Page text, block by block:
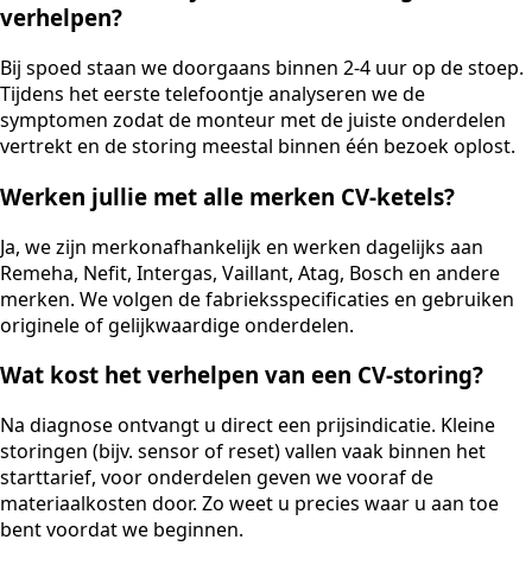
verhelpen?
Bij spoed staan we doorgaans binnen 2-4 uur op de stoep.
Tijdens het eerste telefoontje analyseren we de
symptomen zodat de monteur met de juiste onderdelen
vertrekt en de storing meestal binnen één bezoek oplost.
Werken jullie met alle merken CV-ketels?
Ja, we zijn merkonafhankelijk en werken dagelijks aan
Remeha, Nefit, Intergas, Vaillant, Atag, Bosch en andere
merken. We volgen de fabrieksspecificaties en gebruiken
originele of gelijkwaardige onderdelen.
Wat kost het verhelpen van een CV-storing?
Na diagnose ontvangt u direct een prijsindicatie. Kleine
storingen (bijv. sensor of reset) vallen vaak binnen het
starttarief, voor onderdelen geven we vooraf de
materiaalkosten door. Zo weet u precies waar u aan toe
bent voordat we beginnen.